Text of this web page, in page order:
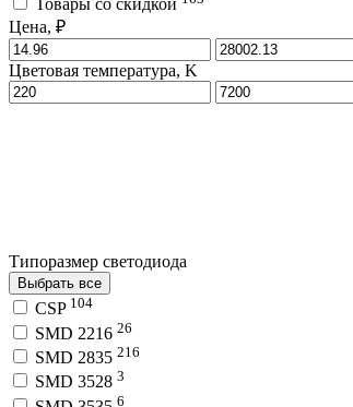
Цена, ₽
Цветовая температура, K
Типоразмер светодиода
Выбрать все
CSP 104
SMD 2216 26
SMD 2835 216
SMD 3528 3
6